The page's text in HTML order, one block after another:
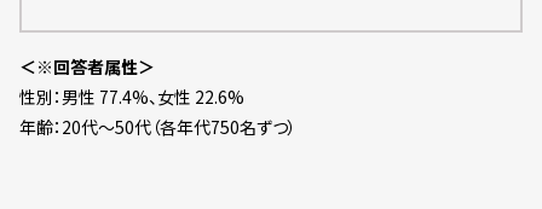
＜※回答者属性＞
性別：男性 77.4%、女性 22.6%
年齢：20代〜50代（各年代750名ずつ）